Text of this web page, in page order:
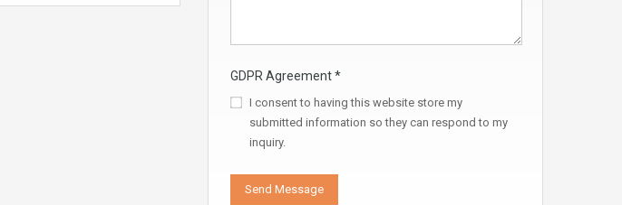
GDPR Agreement*
I consent to having this website store my
submitted information so they can respond to my
inquiry.